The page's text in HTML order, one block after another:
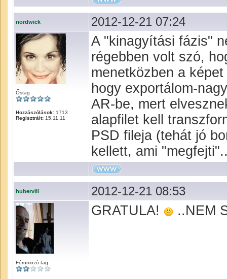
nordwick 2012-12-21 07:24
Őstag
Hozzászólások: 1713
Regisztrált: 15.11.11
A "kinagyítási fázis"
régebben volt szó,
menetközben a
hogy exportálom-
AR-be, mert
alapfilet kell
PSD fileja (tehát jó
kellett, ami
hubervili 2012-12-21 08:53
Fórumozó tag
GRATULA! ..NEM